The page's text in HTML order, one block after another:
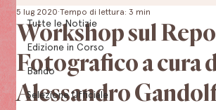
Tutte le Notizie
Edizione in Corso
Bando
Selezione Ufficiale
Workshop sul
Fotografico a cura
Alessandro
5 lug 2020 Tempo di lettura: 3 min